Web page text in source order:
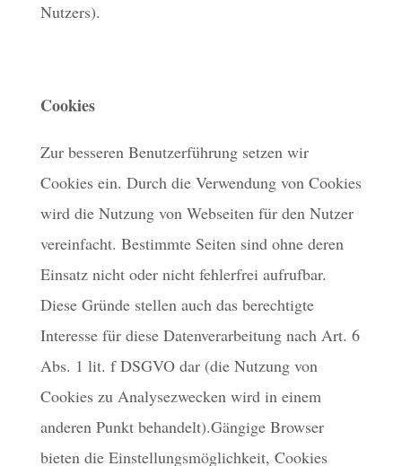
Nutzers).
Cookies
Zur besseren Benutzerführung setzen wir
Cookies ein. Durch die Verwendung von Cookies
wird die Nutzung von Webseiten für den Nutzer
vereinfacht. Bestimmte Seiten sind ohne deren
Einsatz nicht oder nicht fehlerfrei aufrufbar.
Diese Gründe stellen auch das berechtigte
Interesse für diese Datenverarbeitung nach Art. 6
Abs. 1 lit. f DSGVO dar (die Nutzung von
Cookies zu Analysezwecken wird in einem
anderen Punkt behandelt).Gängige Browser
bieten die Einstellungsmöglichkeit, Cookies